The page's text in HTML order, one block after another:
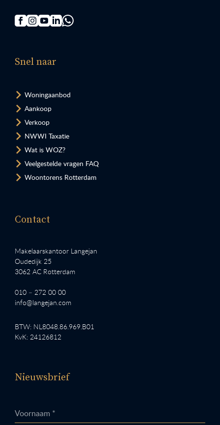
Snel naar
Woningaanbod
Aankoop
Verkoop
NWWI Taxatie
Wat is WOZ?
Veelgestelde vragen FAQ
Woontorens Rotterdam
Contact
Makelaarskantoor Langejan
Oudedijk 25
3062 AC Rotterdam
010 – 272 00 00
info@langejan.com
BTW: NL8048.86.969.B01
KvK: 24126812
Nieuwsbrief
Voornaam *